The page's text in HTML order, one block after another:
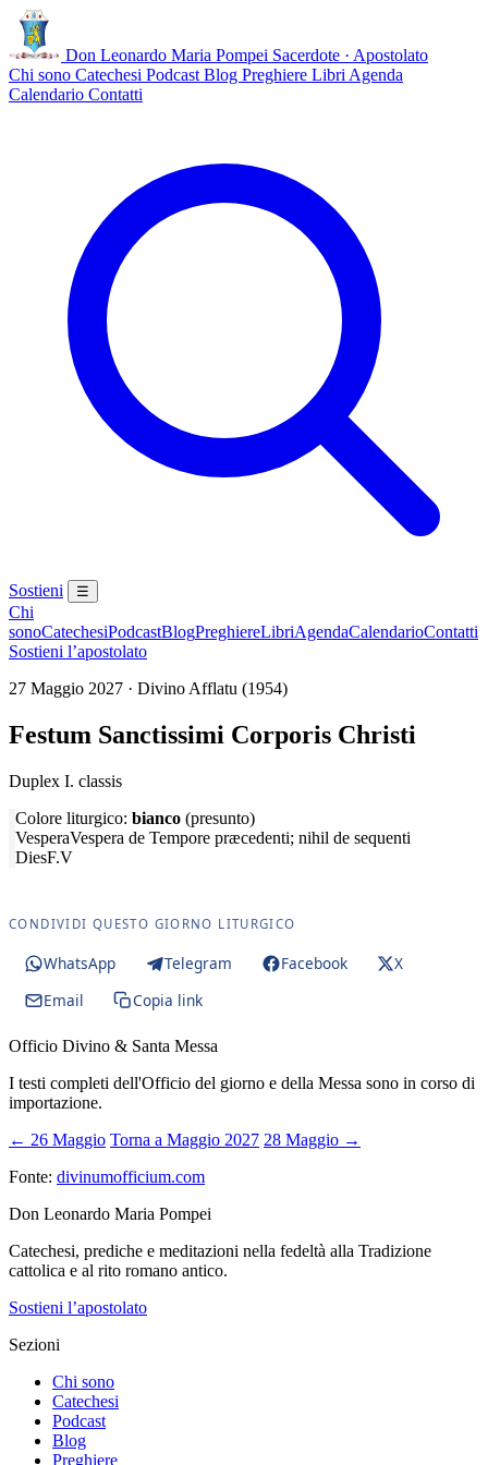
Don Leonardo Maria Pompei Sacerdote · Apostolato
Chi sono Catechesi Podcast Blog Preghiere Libri Agenda
Calendario Contatti
Sostieni ☰
Chi
sonoCatechesiPodcastBlogPreghiereLibriAgendaCalendarioContatti
Sostieni l’apostolato
27 Maggio 2027 · Divino Afflatu (1954)
Festum Sanctissimi Corporis Christi
Duplex I. classis
Colore liturgico: bianco (presunto)
VesperaVespera de Tempore præcedenti; nihil de sequenti
DiesF.V
CONDIVIDI QUESTO GIORNO LITURGICO
WhatsApp Telegram Facebook
X
Email
Copia link
Officio Divino & Santa Messa
I testi completi dell'Officio del giorno e della Messa sono in corso di
importazione.
← 26 Maggio Torna a Maggio 2027 28 Maggio →
Fonte: divinumofficium.com
Don Leonardo Maria Pompei
Catechesi, prediche e meditazioni nella fedeltà alla Tradizione
cattolica e al rito romano antico.
Sostieni l’apostolato
Sezioni
Chi sono
Catechesi
Podcast
Blog
Preghiere